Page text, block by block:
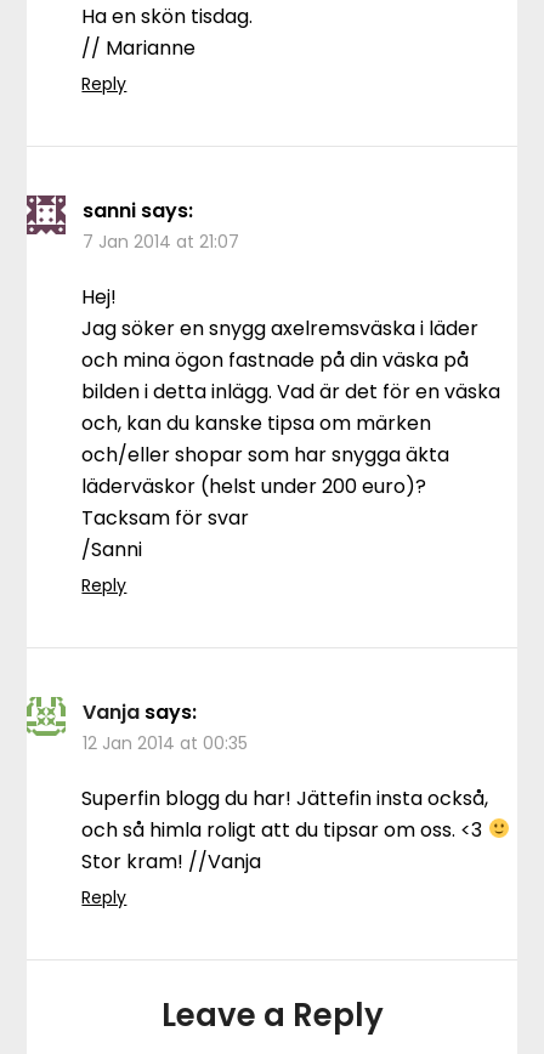
Ha en skön tisdag.
// Marianne
Reply
sanni says:
7 Jan 2014 at 21:07
Hej!
Jag söker en snygg axelremsväska i läder
och mina ögon fastnade på din väska på
bilden i detta inlägg. Vad är det för en väska
och, kan du kanske tipsa om märken
och/eller shopar som har snygga äkta
läderväskor (helst under 200 euro)?
Tacksam för svar
/Sanni
Reply
Vanja says:
12 Jan 2014 at 00:35
Superfin blogg du har! Jättefin insta också,
och så himla roligt att du tipsar om oss. <3
Stor kram! //Vanja
Reply
Leave a Reply